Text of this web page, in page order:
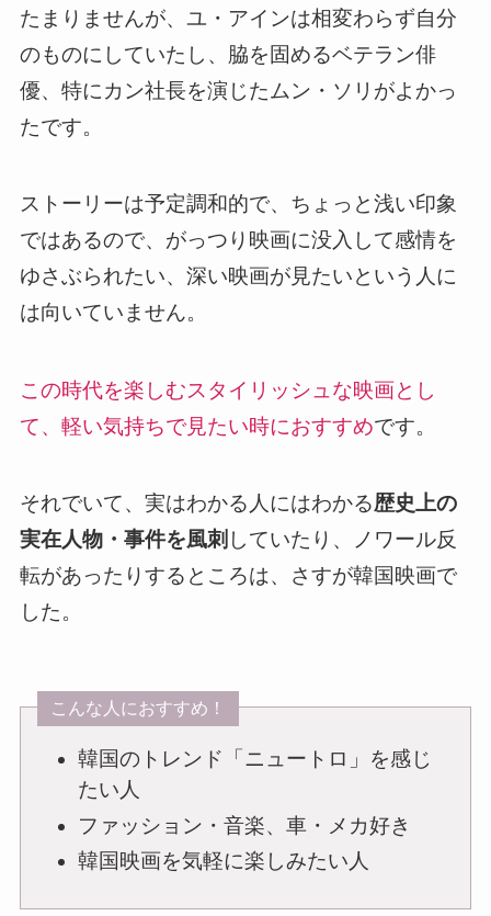
たまりませんが、ユ・アインは相変わらず自分
のものにしていたし、脇を固めるベテラン俳
優、特にカン社長を演じたムン・ソリがよかっ
たです。
ストーリーは予定調和的で、ちょっと浅い印象
ではあるので、がっつり映画に没入して感情を
ゆさぶられたい、深い映画が見たいという人に
は向いていません。
この時代を楽しむスタイリッシュな映画とし
て、軽い気持ちで見たい時におすすめです。
それでいて、実はわかる人にはわかる歴史上の
実在人物・事件を風刺 していたり、ノワール反
転があったりするところは、さすが韓国映画で
した。
こんな人におすすめ！
韓国のトレンド「ニュートロ」を感じ
たい人
ファッション・音楽、車・メカ好き
韓国映画を気軽に楽しみたい人